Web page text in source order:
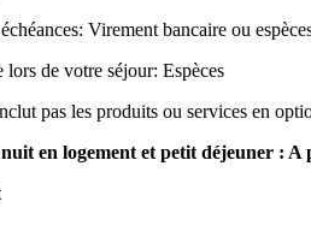
Virement bancaire ou
de votre séjour: Espèces
pas les produits ou services en
en logement et petit déjeuner : A